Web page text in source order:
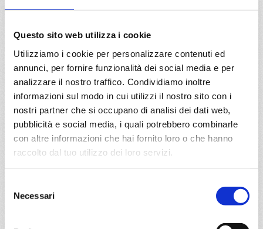
Questo sito web utilizza i cookie
Utilizziamo i cookie per personalizzare contenuti ed
annunci, per fornire funzionalità dei social media e per
analizzare il nostro traffico. Condividiamo inoltre
informazioni sul modo in cui utilizzi il nostro sito con i
nostri partner che si occupano di analisi dei dati web,
pubblicità e social media, i quali potrebbero combinarle
con altre informazioni che hai fornito loro o che hanno
raccolto dal tuo utilizzo dei loro servizi.
delNecessari
€ 639
DETTAGLI
Mediterraneo8 giorni
daPalma de mallorca
Europa
Palma de mallorca, Barcellona, Marsiglia, Genova, La
Provence(marseilles)